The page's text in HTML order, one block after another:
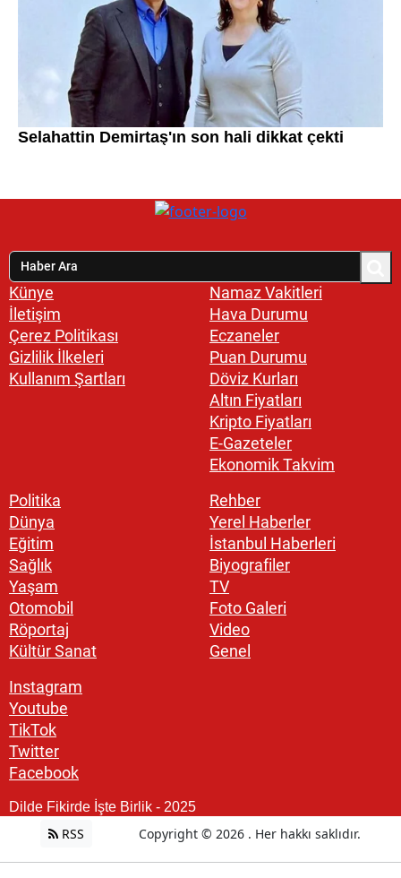
Künye
İletişim
Çerez Politikası
Gizlilik İlkeleri
Kullanım Şartları
Namaz Vakitleri
Hava Durumu
Eczaneler
Puan Durumu
Döviz Kurları
Altın Fiyatları
Kripto Fiyatları
E-Gazeteler
Ekonomik Takvim
Politika
Dünya
Eğitim
Sağlık
Yaşam
Otomobil
Röportaj
Kültür Sanat
Rehber
Yerel Haberler
İstanbul Haberleri
Biyografiler
TV
Foto Galeri
Video
Genel
Instagram
Youtube
TikTok
Twitter
Facebook
Dilde Fikirde İşte Birlik - 2025
RSS Copyright © 2026 . Her hakkı saklıdır.